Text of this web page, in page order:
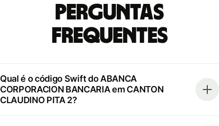
Perguntas
frequentes
Qual é o código Swift do ABANCA
CORPORACION BANCARIA em CANTON
CLAUDINO PITA 2?